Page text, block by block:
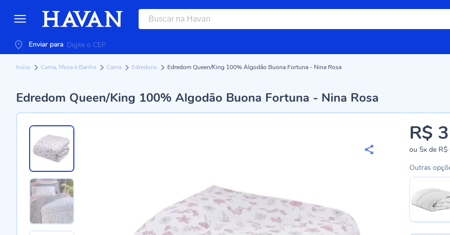
Enviar para
Início Cama, Mesa e Banho Cama Edredons Edredom Queen/King 100% Algodão Buona Fortuna - Nina Rosa
Edredom Queen/King 100% Algodão Buona Fortuna - Nina Rosa
R$
ou 5xde R$
Outras